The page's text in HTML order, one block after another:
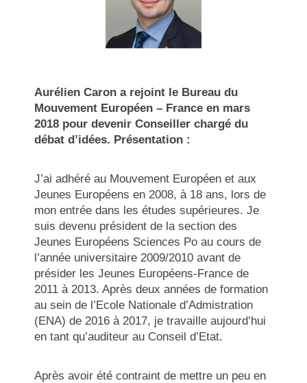
Aurélien Caron a rejoint le Bureau du
Mouvement Européen – France en mars
2018 pour devenir Conseiller chargé du
débat d’idées. Présentation :
J’ai adhéré au Mouvement Européen et aux
Jeunes Européens en 2008, à 18 ans, lors de
mon entrée dans les études supérieures. Je
suis devenu président de la section des
Jeunes Européens Sciences Po au cours de
l’année universitaire 2009/2010 avant de
présider les Jeunes Européens-France de
2011 à 2013. Après deux années de formation
au sein de l’Ecole Nationale d’Admistration
(ENA) de 2016 à 2017, je travaille aujourd’hui
en tant qu’auditeur au Conseil d’Etat.
Après avoir été contraint de mettre un peu en